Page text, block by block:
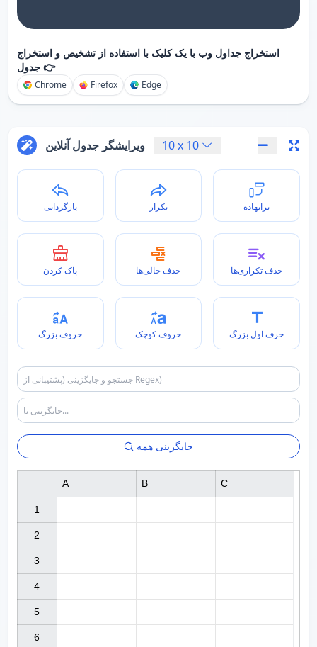
استخراج جداول وب با یک کلیک با استفاده از تشخیص و استخراج
جدول 👉
Chrome Firefox Edge
ویرایشگر جدول آنلاین 10x 10
بازگردانی تکرار ترانهاده
پاک کردن حذف خالی‌ها حذف تکراری‌ها
حروف بزرگ حروف کوچک حرف اول بزرگ
جایگزینی همه
1
2
3
4
5
6
A B C